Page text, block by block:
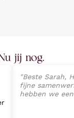
jij nog.
"Beste Sarah,
fijne
hebben we